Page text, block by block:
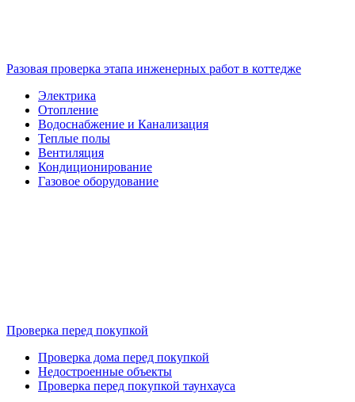
Разовая проверка этапа инженерных работ в коттедже
Электрика
Отопление
Водоснабжение и Канализация
Теплые полы
Вентиляция
Кондиционирование
Газовое оборудование
Проверка перед покупкой
Проверка дома перед покупкой
Недостроенные объекты
Проверка перед покупкой таунхауса